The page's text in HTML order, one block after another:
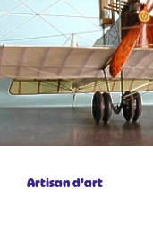
Artisan d'art